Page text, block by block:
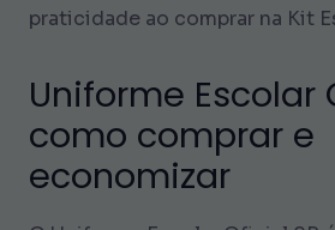
praticidade ao comprar na Kit
Uniforme Escolar
como comprar e
economizar